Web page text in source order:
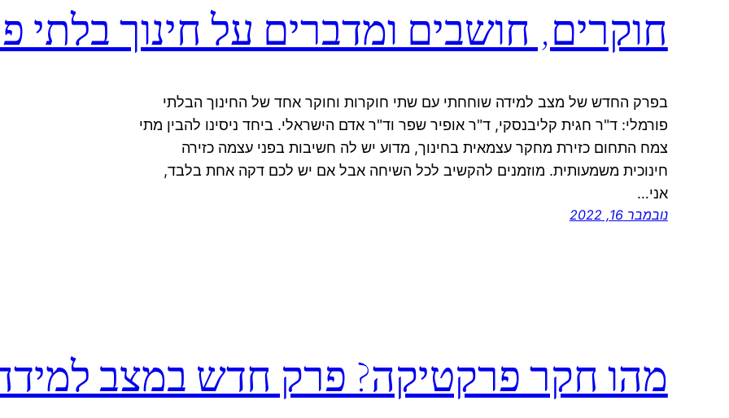
חוקרים, חושבים ומדברים על חינוך בלתי
בפרק החדש של מצב למידה שוחחתי עם שתי חוקרות וחוקר אחד של החינוך הבלתי
פורמלי: ד"ר חגית קליבנסקי, ד"ר אופיר שפר וד"ר אדם הישראלי. ביחד ניסינו להבין מתי
צמח התחום כזירת מחקר עצמאית בחינוך, מדוע יש לה חשיבות בפני עצמה כזירה
חינוכית משמעותית. מוזמנים להקשיב לכל השיחה אבל אם יש לכם דקה אחת בלבד,
אני…
נובמבר 16, 2022
מהו חקר פרקטיקה? פרק חדש במצב